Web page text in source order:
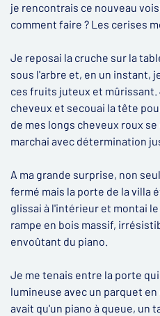
je rencontrais ce nouveau
comment faire ? Les cerises
Je reposai la cruche sur la
sous l'arbre et, en un instant,
ces fruits juteux et mûrissant.
cheveux et secouai la tête
de mes longs cheveux roux
marchai avec détermination
A ma grande surprise, non
fermé mais la porte de la villa
glissai à l'intérieur et montai
rampe en bois massif,
envoûtant du piano.
Je me tenais entre la porte
lumineuse avec un parquet
avait qu'un piano à queue, un